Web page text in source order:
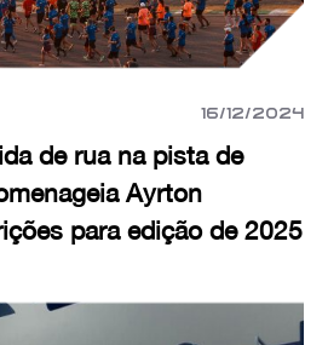
16/12/2024
de rua na pista de
Ayrton
para edição de 2025